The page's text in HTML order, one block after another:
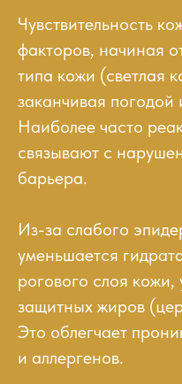
Чувствительность
факторов, начиная
типа кожи (светлая
заканчивая
Наиболее часто
связывают с
барьера.
Из-за слабого
уменьшается
рогового слоя кожи,
защитных жиров
Это облегчает
и аллергенов.